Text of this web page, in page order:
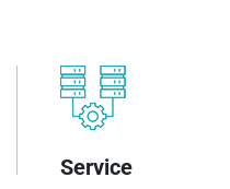
Service